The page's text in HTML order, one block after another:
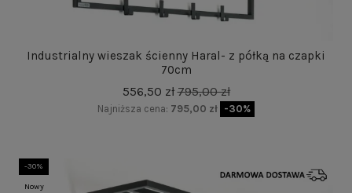
Industrialny wieszak ścienny Haral- z półką na czapki
70cm
556,50 zł795,00 zł
Najniższa cena: 795,00 zł -30%
-30%
Nowy